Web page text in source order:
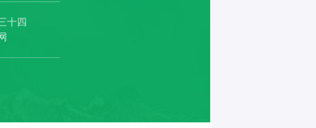
十四